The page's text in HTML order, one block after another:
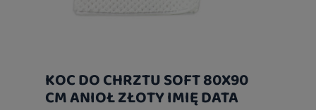
KOC DO CHRZTU SOFT 80X90
CM ANIOŁ ZŁOTY IMIĘ DATA